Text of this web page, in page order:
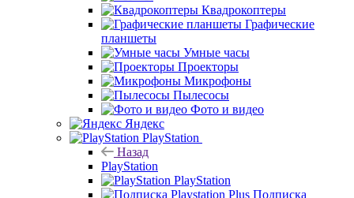
Квадрокоптеры
Графические
планшеты
Умные часы
Проекторы
Микрофоны
Пылесосы
Фото и видео
Яндекс
PlayStation
Назад
PlayStation
PlayStation
Подписка